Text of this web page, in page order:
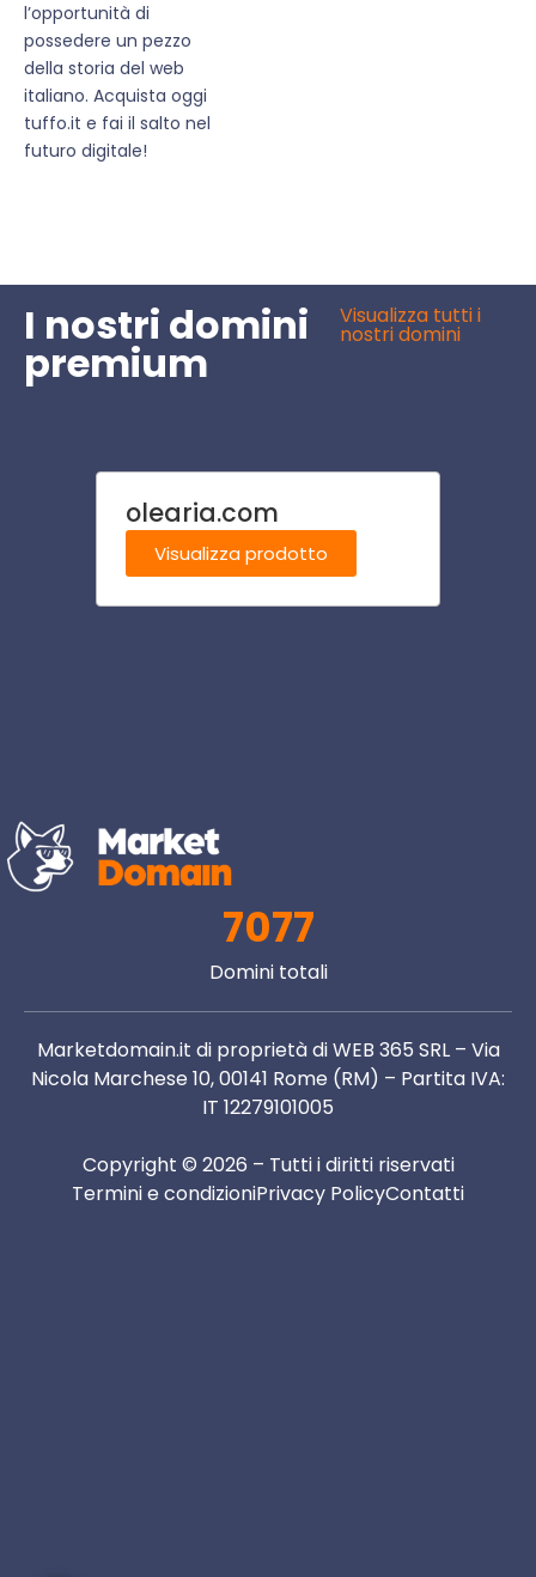
l’opportunità di
possedere un pezzo
della storia del web
italiano. Acquista oggi
tuffo.it e fai il salto nel
futuro digitale!
I nostri domini
premium
Visualizza tutti i
nostri domini
olearia.com
Visualizza prodotto
7077
Domini totali
Marketdomain.it di proprietà di WEB 365 SRL – Via
Nicola Marchese 10, 00141 Rome (RM) – Partita IVA:
IT 12279101005
Copyright © 2026 – Tutti i diritti riservati
Termini e condizioniPrivacy PolicyContatti